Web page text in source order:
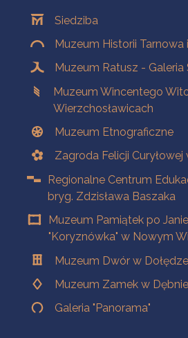
Siedziba
Muzeum Historii Tarnowa
Muzeum Ratusz - Galeria
Muzeum Wincentego
Wierzchosławicach
Muzeum Etnograficzne
Zagroda Felicji Curyłowej
Regionalne Centrum
bryg. Zdzisława Baszaka
Muzeum Pamiątek po
"Koryznówka" w Nowym
Muzeum Dwór w Dołędze
Muzeum Zamek w Dębnie
Galeria "Panorama"